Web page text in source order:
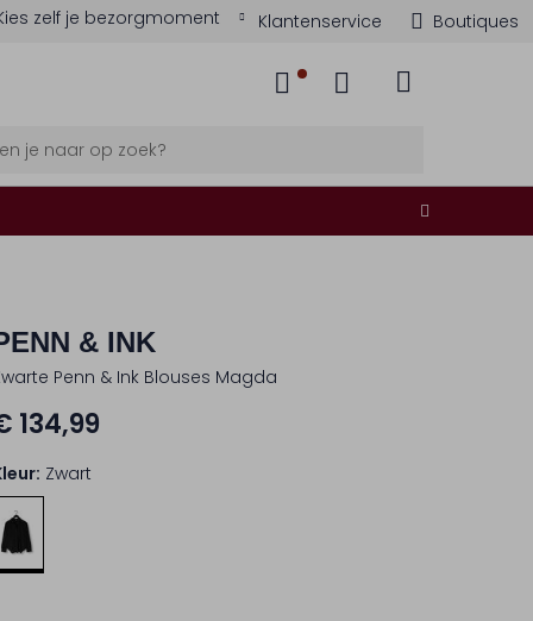
zelf je bezorgmoment Klantenservice Boutiques
& INK
Penn & Ink Blouses Magda
134,99
Zwart